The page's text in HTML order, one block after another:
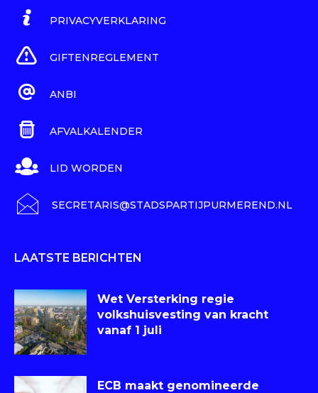
PRIVACYVERKLARING
GIFTENREGLEMENT
ANBI
AFVALKALENDER
LID WORDEN
SECRETARIS@STADSPARTIJPURMEREND.NL
LAATSTE BERICHTEN
Wet Versterking regie
volkshuisvesting van kracht
vanaf 1 juli
ECB maakt genomineerde